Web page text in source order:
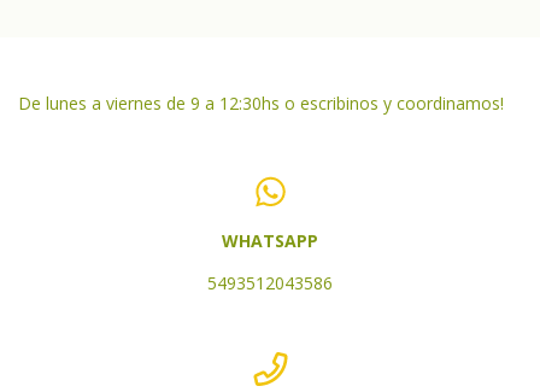
De lunes a viernes de 9 a 12:30hs o escribinos y coordinamos!
WHATSAPP
5493512043586